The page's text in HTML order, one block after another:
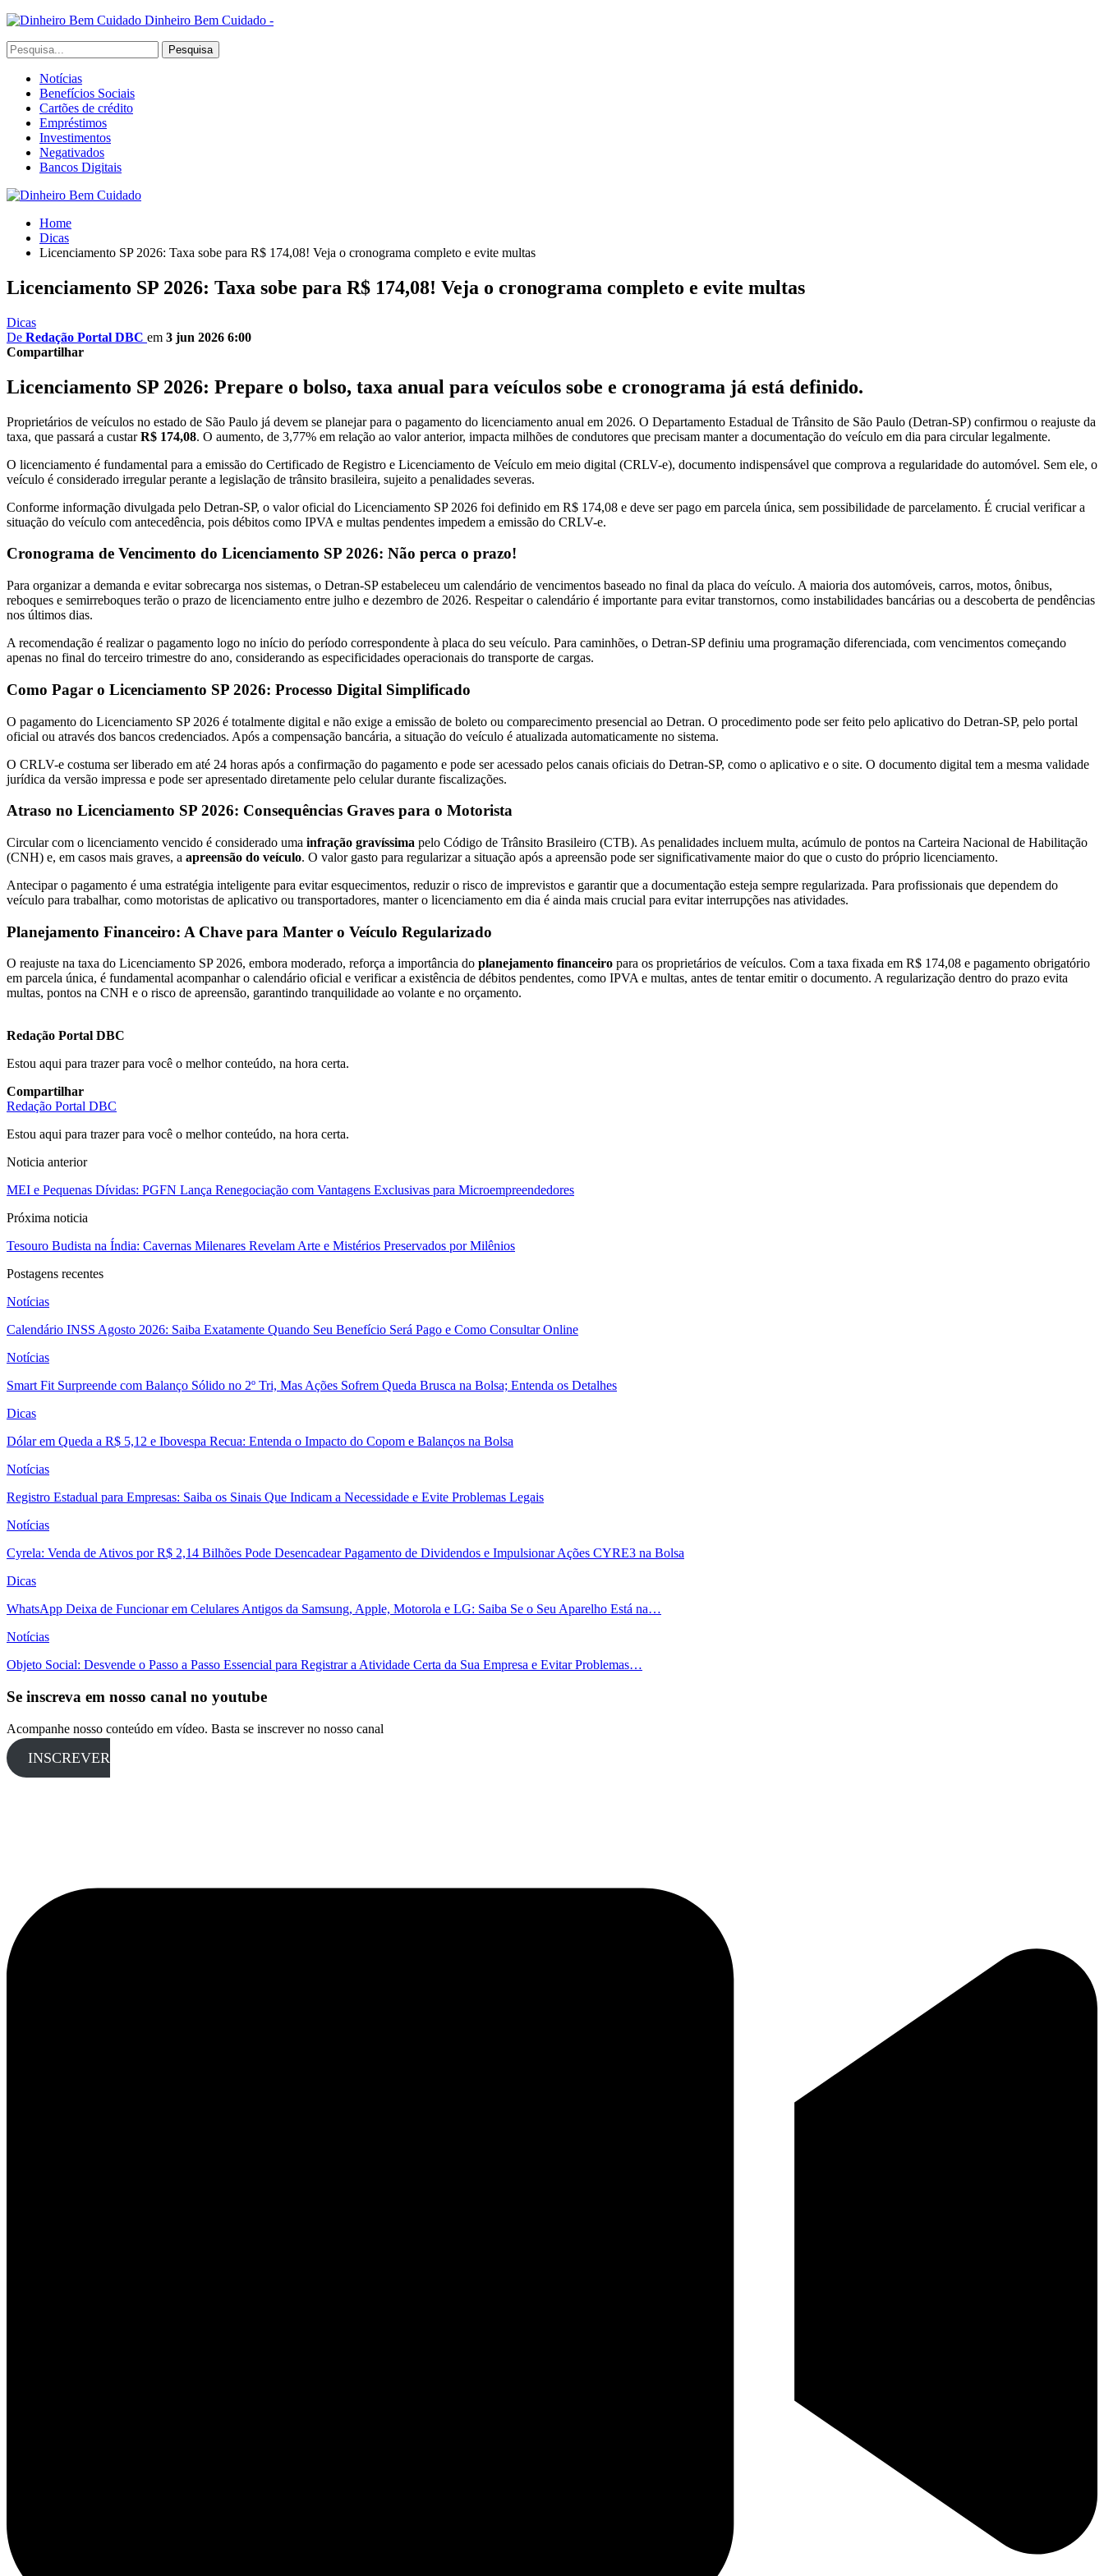
Dinheiro Bem Cuidado -
Notícias
Benefícios Sociais
Cartões de crédito
Empréstimos
Investimentos
Negativados
Bancos Digitais
Home
Dicas
Licenciamento SP 2026: Taxa sobe para R$ 174,08! Veja o cronograma completo e evite multas
Licenciamento SP 2026: Taxa sobe para R$ 174,08! Veja o cronograma completo e evite multas
Dicas
De Redação Portal DBC em 3 jun 2026 6:00
Compartilhar
Licenciamento SP 2026: Prepare o bolso, taxa anual para veículos sobe e cronograma já está definido.
Proprietários de veículos no estado de São Paulo já devem se planejar para o pagamento do licenciamento anual em 2026. O Departamento Estadual de Trânsito de São Paulo (Detran-SP) confirmou o reajuste da
taxa, que passará a custarR$ 174,08. O aumento, de 3,77% em relação ao valor anterior, impacta milhões de condutores que precisam manter a documentação do veículo em dia para circular legalmente.
O licenciamento é fundamental para a emissão do Certificado de Registro e Licenciamento de Veículo em meio digital (CRLV-e), documento indispensável que comprova a regularidade do automóvel. Sem ele, o
veículo é considerado irregular perante a legislação de trânsito brasileira, sujeito a penalidades severas.
Conforme informação divulgada pelo Detran-SP, o valor oficial do Licenciamento SP 2026 foi definido em R$ 174,08 e deve ser pago em parcela única, sem possibilidade de parcelamento. É crucial verificar a
situação do veículo com antecedência, pois débitos como IPVA e multas pendentes impedem a emissão do CRLV-e.
Cronograma de Vencimento do Licenciamento SP 2026: Não perca o prazo!
Para organizar a demanda e evitar sobrecarga nos sistemas, o Detran-SP estabeleceu um calendário de vencimentos baseado no final da placa do veículo. A maioria dos automóveis, carros, motos, ônibus,
reboques e semirreboques terão o prazo de licenciamento entre julho e dezembro de 2026. Respeitar o calendário é importante para evitar transtornos, como instabilidades bancárias ou a descoberta de pendências
nos últimos dias.
A recomendação é realizar o pagamento logo no início do período correspondente à placa do seu veículo. Para caminhões, o Detran-SP definiu uma programação diferenciada, com vencimentos começando
apenas no final do terceiro trimestre do ano, considerando as especificidades operacionais do transporte de cargas.
Como Pagar o Licenciamento SP 2026: Processo Digital Simplificado
O pagamento do Licenciamento SP 2026 é totalmente digital e não exige a emissão de boleto ou comparecimento presencial ao Detran. O procedimento pode ser feito pelo aplicativo do Detran-SP, pelo portal
oficial ou através dos bancos credenciados. Após a compensação bancária, a situação do veículo é atualizada automaticamente no sistema.
O CRLV-e costuma ser liberado em até 24 horas após a confirmação do pagamento e pode ser acessado pelos canais oficiais do Detran-SP, como o aplicativo e o site. O documento digital tem a mesma validade
jurídica da versão impressa e pode ser apresentado diretamente pelo celular durante fiscalizações.
Atraso no Licenciamento SP 2026: Consequências Graves para o Motorista
Circular com o licenciamento vencido é considerado uma infração gravíssima pelo Código de Trânsito Brasileiro (CTB). As penalidades incluem multa, acúmulo de pontos na Carteira Nacional de Habilitação
(CNH) e, em casos mais graves, a apreensão do veículo. O valor gasto para regularizar a situação após a apreensão pode ser significativamente maior do que o custo do próprio licenciamento.
Antecipar o pagamento é uma estratégia inteligente para evitar esquecimentos, reduzir o risco de imprevistos e garantir que a documentação esteja sempre regularizada. Para profissionais que dependem do
veículo para trabalhar, como motoristas de aplicativo ou transportadores, manter o licenciamento em dia é ainda mais crucial para evitar interrupções nas atividades.
Planejamento Financeiro: A Chave para Manter o Veículo Regularizado
O reajuste na taxa do Licenciamento SP 2026, embora moderado, reforça a importância do planejamento financeiro para os proprietários de veículos. Com a taxa fixada em R$ 174,08 e pagamento obrigatório
em parcela única, é fundamental acompanhar o calendário oficial e verificar a existência de débitos pendentes, como IPVA e multas, antes de tentar emitir o documento. A regularização dentro do prazo evita
multas, pontos na CNH e o risco de apreensão, garantindo tranquilidade ao volante e no orçamento.
Redação Portal DBC
Estou aqui para trazer para você o melhor conteúdo, na hora certa.
Compartilhar
Redação Portal DBC
Estou aqui para trazer para você o melhor conteúdo, na hora certa.
Noticia anterior
MEI e Pequenas Dívidas: PGFN Lança Renegociação com Vantagens Exclusivas para Microempreendedores
Próxima noticia
Tesouro Budista na Índia: Cavernas Milenares Revelam Arte e Mistérios Preservados por Milênios
Postagens recentes
Notícias
Calendário INSS Agosto 2026: Saiba Exatamente Quando Seu Benefício Será Pago e Como Consultar Online
Notícias
Smart Fit Surpreende com Balanço Sólido no 2º Tri, Mas Ações Sofrem Queda Brusca na Bolsa; Entenda os Detalhes
Dicas
Dólar em Queda a R$ 5,12 e Ibovespa Recua: Entenda o Impacto do Copom e Balanços na Bolsa
Notícias
Registro Estadual para Empresas: Saiba os Sinais Que Indicam a Necessidade e Evite Problemas Legais
Notícias
Cyrela: Venda de Ativos por R$ 2,14 Bilhões Pode Desencadear Pagamento de Dividendos e Impulsionar Ações CYRE3 na Bolsa
Dicas
WhatsApp Deixa de Funcionar em Celulares Antigos da Samsung, Apple, Motorola e LG: Saiba Se o Seu Aparelho Está na…
Notícias
Objeto Social: Desvende o Passo a Passo Essencial para Registrar a Atividade Certa da Sua Empresa e Evitar Problemas…
Se inscreva em nosso canal no youtube
Acompanhe nosso conteúdo em vídeo. Basta se inscrever no nosso canal
INSCREVER